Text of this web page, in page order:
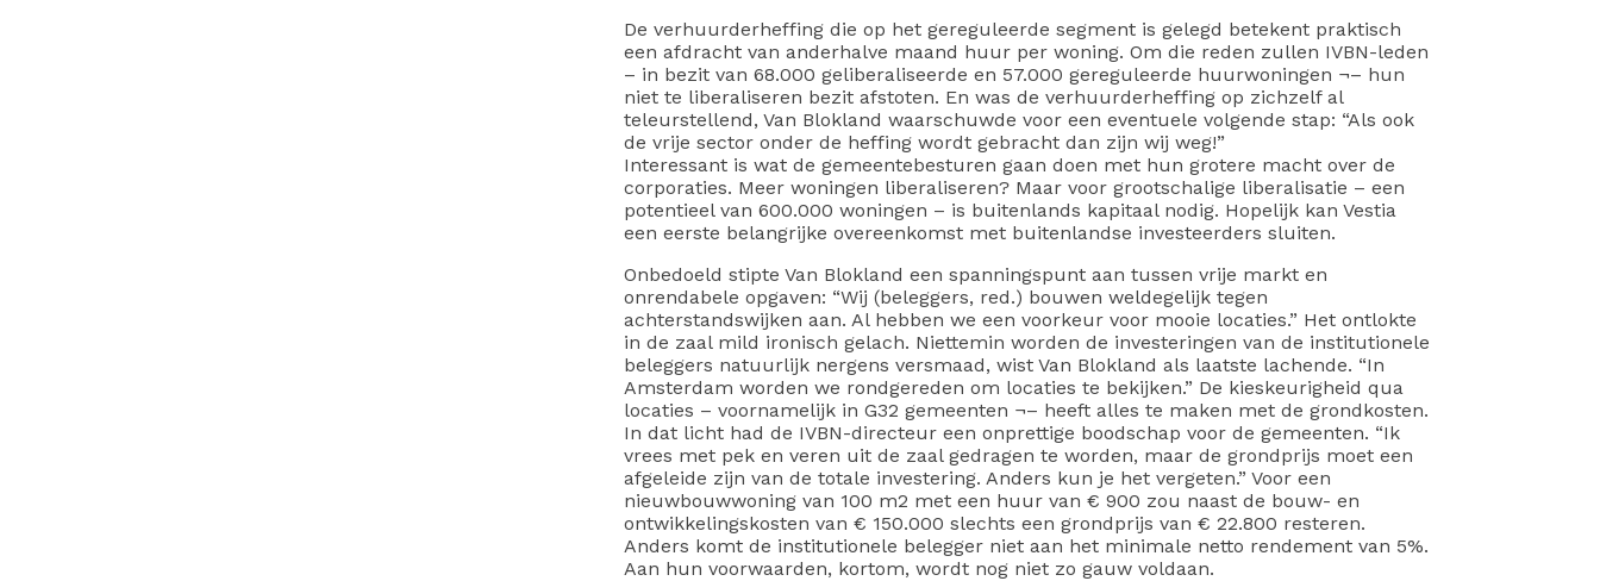
De verhuurderheffing die op het gereguleerde segment is gelegd betekent praktisch
een afdracht van anderhalve maand huur per woning. Om die reden zullen IVBN-leden
– in bezit van 68.000 geliberaliseerde en 57.000 gereguleerde huurwoningen ¬– hun
niet te liberaliseren bezit afstoten. En was de verhuurderheffing op zichzelf al
teleurstellend, Van Blokland waarschuwde voor een eventuele volgende stap: “Als ook
de vrije sector onder de heffing wordt gebracht dan zijn wij weg!”
Interessant is wat de gemeentebesturen gaan doen met hun grotere macht over de
corporaties. Meer woningen liberaliseren? Maar voor grootschalige liberalisatie – een
potentieel van 600.000 woningen – is buitenlands kapitaal nodig. Hopelijk kan Vestia
een eerste belangrijke overeenkomst met buitenlandse investeerders sluiten.
Onbedoeld stipte Van Blokland een spanningspunt aan tussen vrije markt en
onrendabele opgaven: “Wij (beleggers, red.) bouwen weldegelijk tegen
achterstandswijken aan. Al hebben we een voorkeur voor mooie locaties.” Het ontlokte
in de zaal mild ironisch gelach. Niettemin worden de investeringen van de institutionele
beleggers natuurlijk nergens versmaad, wist Van Blokland als laatste lachende. “In
Amsterdam worden we rondgereden om locaties te bekijken.” De kieskeurigheid qua
locaties – voornamelijk in G32 gemeenten ¬– heeft alles te maken met de grondkosten.
In dat licht had de IVBN-directeur een onprettige boodschap voor de gemeenten. “Ik
vrees met pek en veren uit de zaal gedragen te worden, maar de grondprijs moet een
afgeleide zijn van de totale investering. Anders kun je het vergeten.” Voor een
nieuwbouwwoning van 100 m2 met een huur van € 900 zou naast de bouw- en
ontwikkelingskosten van € 150.000 slechts een grondprijs van € 22.800 resteren.
Anders komt de institutionele belegger niet aan het minimale netto rendement van 5%.
Aan hun voorwaarden, kortom, wordt nog niet zo gauw voldaan.